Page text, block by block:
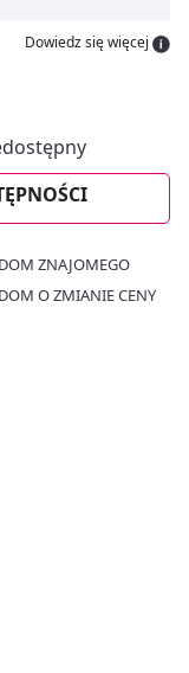
Dowiedz się więcej
ZNAJOMEGO
O ZMIANIE CENY